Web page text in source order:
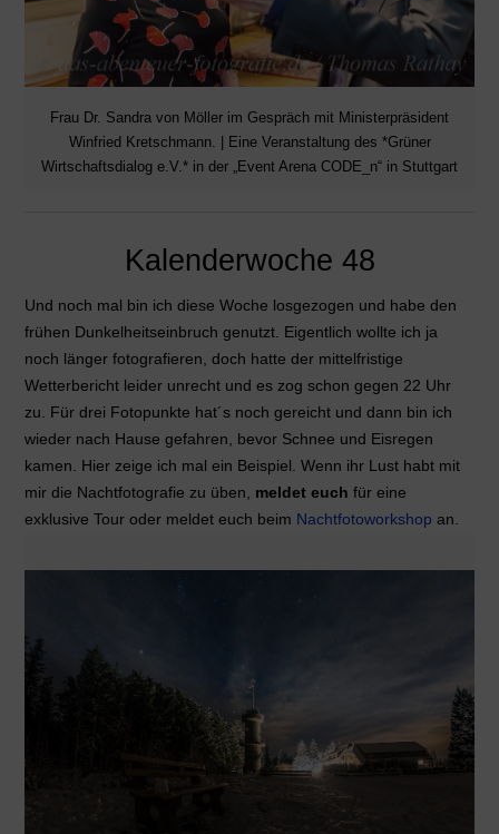
Frau Dr. Sandra von Möller im Gespräch mit Ministerpräsident
Winfried Kretschmann. | Eine Veranstaltung des *Grüner
Wirtschaftsdialog e.V.* in der „Event Arena CODE_n“ in Stuttgart
Kalenderwoche 48
Und noch mal bin ich diese Woche losgezogen und habe den
frühen Dunkelheitseinbruch genutzt. Eigentlich wollte ich ja
noch länger fotografieren, doch hatte der mittelfristige
Wetterbericht leider unrecht und es zog schon gegen 22 Uhr
zu. Für drei Fotopunkte hat´s noch gereicht und dann bin ich
wieder nach Hause gefahren, bevor Schnee und Eisregen
kamen. Hier zeige ich mal ein Beispiel. Wenn ihr Lust habt mit
mir die Nachtfotografie zu üben, meldet euch für eine
exklusive Tour oder meldet euch beim Nachtfotoworkshop an.